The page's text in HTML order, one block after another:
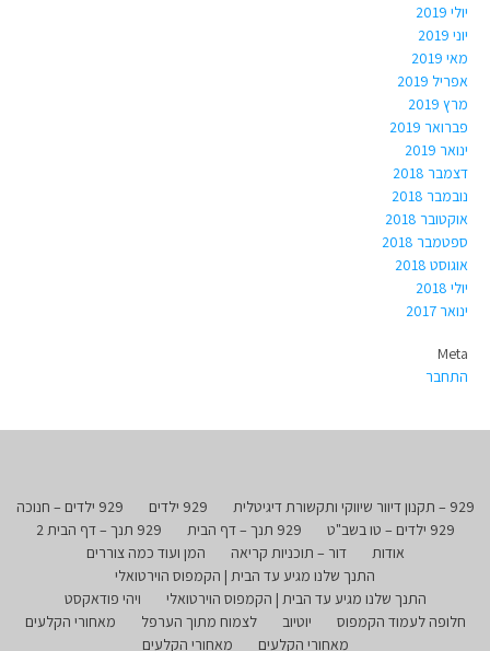
יולי 2019
יוני 2019
מאי 2019
אפריל 2019
מרץ 2019
פברואר 2019
ינואר 2019
דצמבר 2018
נובמבר 2018
אוקטובר 2018
ספטמבר 2018
אוגוסט 2018
יולי 2018
ינואר 2017
Meta
התחבר
929 – תקנון דיוור שיווקי ותקשורת דיגיטלית 929 ילדים
929 ילדים – חנוכה
929 ילדים – טו בשב"ט
929 תנך – דף הבית
929 תנך – דף הבית 2
אודות
דור – תוכניות קריאה
המן ועוד כמה צוררים
התנך שלנו מגיע עד הבית | הקמפוס הוירטואלי
התנך שלנו מגיע עד הבית | הקמפוס הוירטואלי
ויהי פודאקסט
חלופה לעמוד הקמפוס
יוטיוב לצמוח מתוך הערפל
מאחורי הקלעים
מאחורי הקלעים
מאחורי הקלעים